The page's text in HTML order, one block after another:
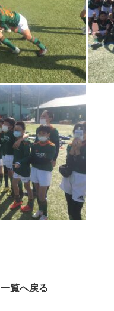
一覧へ戻る